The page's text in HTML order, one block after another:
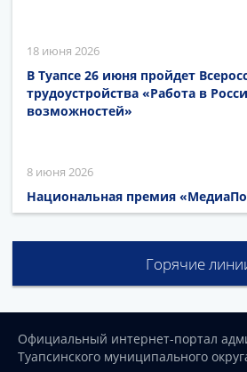
18 июня 2026
В Туапсе 26 июня пройдет
трудоустройства «Работа в
возможностей»
8 июня 2026
Национальная премия
Горячие
Официальный интернет-портал
Туапсинского муниципального